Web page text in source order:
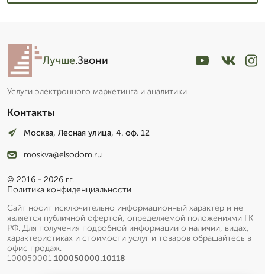
Лучше.Звони
Услуги электронного маркетинга и аналитики
Контакты
Москва, Лесная улица, 4. оф. 12
moskva@elsodom.ru
© 2016 - 2026 гг.
Политика конфиденциальности
Сайт носит исключительно информационный характер и не
является публичной офертой, определяемой положениями ГК
РФ. Для получения подробной информации о наличии, видах,
характеристиках и стоимости услуг и товаров обращайтесь в
офис продаж.
100050001.100050000.10118